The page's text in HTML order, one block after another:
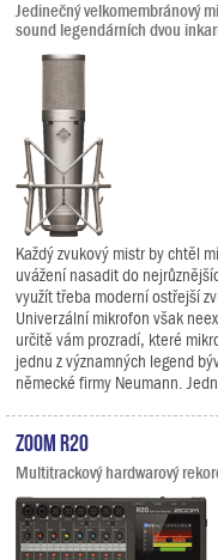
Jedinečný velkomembránový
sound legendárních dvou
Každý zvukový mistr by chtěl
uvážení nasadit do
využít třeba moderní ostřejší
Univerzální mikrofon však
určitě vám prozradí, které
jednu z významných legend
německé firmy Neumann.
Zoom R20
Multitrackový hardwarový